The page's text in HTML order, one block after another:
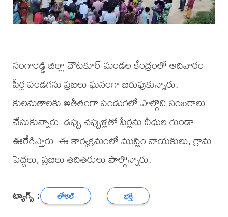
సంగారెడ్డి జిల్లా చౌటకూర్ మండల కేంద్రంలో అదివారం
పీర్ల పండగను ప్రజలు ఘనంగా జరుపుకున్నారు.
కులమతాలకు అతీతంగా పండుగలో పాల్గొని సంబరాలు
చేసుకున్నారు. డప్పు చప్పుళ్లతో పీర్లను వీధుల గుండా
ఊరేగిస్తారు. ఈ కార్యక్రమంలో ముస్లిం నాయకులు, గ్రామ
పెద్దలు, ప్రజలు తదితరులు పాల్గొన్నారు.
ట్యాగ్స్ : లోకల్
భక్తి